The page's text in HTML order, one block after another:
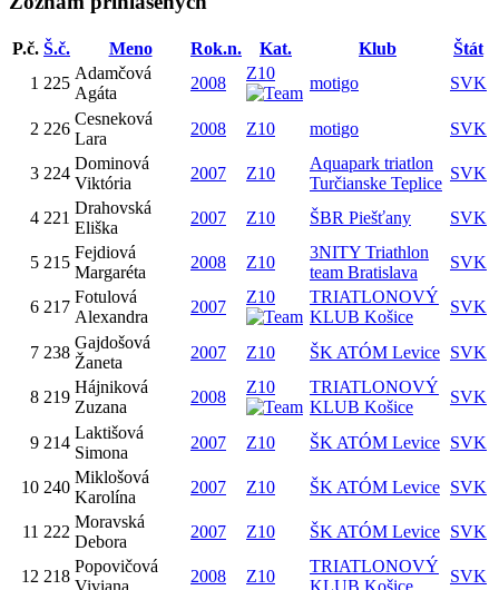
P.č. Š.č. Meno Rok.n. Kat. Klub
Štát
1 225
Adamčová
Agáta
2008
Z10
motigo SVK
2 226
Cesneková
Lara
2008 Z10 motigo SVK
3 224
Dominová
Viktória
2007 Z10
Aquapark triatlon
Turčianske Teplice
SVK
4 221
Drahovská
Eliška
2007 Z10 ŠBR Piešťany SVK
5 215
Fejdiová
Margaréta
2008 Z10
3NITY Triathlon
team Bratislava
SVK
6 217
Fotulová
Alexandra
2007
Z10
TRIATLONOVÝ
KLUB Košice
SVK
7 238
Gajdošová
Žaneta
2007 Z10 ŠK ATÓM Levice SVK
8 219
Hájniková
Zuzana
2008
Z10
TRIATLONOVÝ
KLUB Košice
SVK
9 214
Laktišová
Simona
2007 Z10 ŠK ATÓM Levice SVK
10 240
Miklošová
Karolína
2007 Z10 ŠK ATÓM Levice SVK
11 222
Moravská
Debora
2007 Z10 ŠK ATÓM Levice SVK
12 218
Popovičová
Viviana
2008 Z10
TRIATLONOVÝ
KLUB Košice
SVK